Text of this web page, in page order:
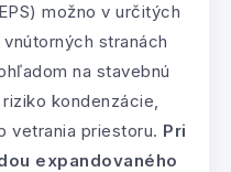
možno v určitých
stranách
na stavebnú
kondenzácie,
vetrania priestoru. Pri
expandovaného